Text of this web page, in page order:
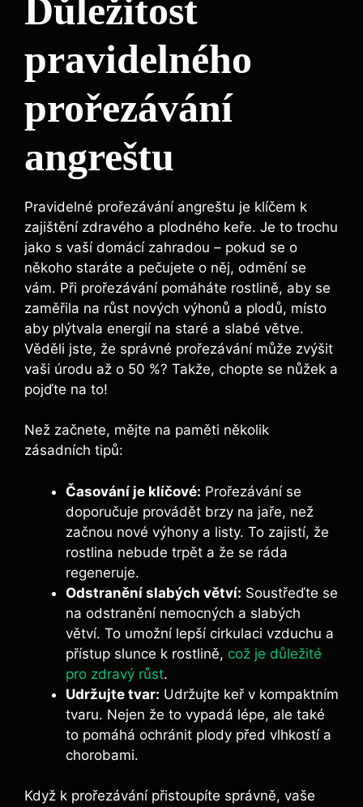
Důležitost
pravidelného
prořezávání
angreštu
Pravidelné prořezávání angreštu je klíčem k
zajištění zdravého a plodného keře. Je to trochu
jako s vaší domácí zahradou – pokud se o
někoho staráte a pečujete o něj, odmění se
vám. Při prořezávání pomáháte rostlině, aby se
zaměřila na růst nových výhonů a plodů, místo
aby plýtvala energií na staré a slabé větve.
Věděli jste, že správné prořezávání může zvýšit
vaši úrodu až o 50 %? Takže, chopte se nůžek a
pojďte na to!
Než začnete, mějte na paměti několik
zásadních tipů:
Časování je klíčové: Prořezávání se
doporučuje provádět brzy na jaře, než
začnou nové výhony a listy. To zajistí, že
rostlina nebude trpět a že se ráda
regeneruje.
Odstranění slabých větví: Soustřeďte se
na odstranění nemocných a slabých
větví. To umožní lepší cirkulaci vzduchu a
přístup slunce k rostlině, což je důležité
pro zdravý růst.
Udržujte tvar: Udržujte keř v kompaktním
tvaru. Nejen že to vypadá lépe, ale také
to pomáhá ochránit plody před vlhkostí a
chorobami.
Když k prořezávání přistoupíte správně, vaše